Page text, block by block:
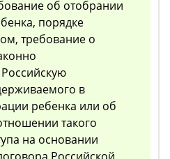
об отобрании
порядке
требование о
в
ребенка или об
такого
на основании